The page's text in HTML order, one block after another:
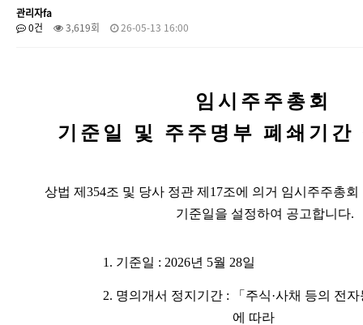
관리자fa
0건
3,619회 26-05-13 16:00
임시주주총회
기준일 및 주주명부 폐쇄기간
상법 제 354조 및 당사 정관 제 17조에 의거 임시주주총
기준일을 설정하여 공고합니다.
1. 기준일 : 2026년 5월 28일
2. 명의개서 정지기간 :
「주식·사채 등의 전
에 따라